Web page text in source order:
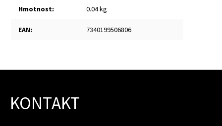
Hmotnost: 0.04 kg
EAN: 7340199506806
KONTAKT